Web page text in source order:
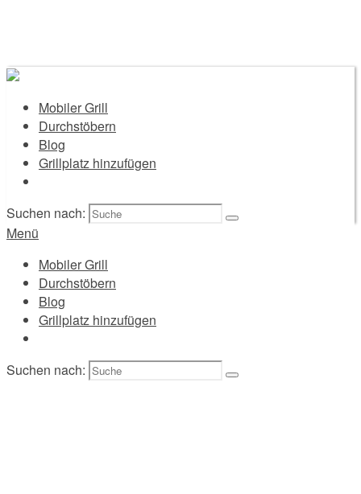
Mobiler Grill
Durchstöbern
Blog
Grillplatz hinzufügen
Suchen nach:
Menü
Mobiler Grill
Durchstöbern
Blog
Grillplatz hinzufügen
Suchen nach: